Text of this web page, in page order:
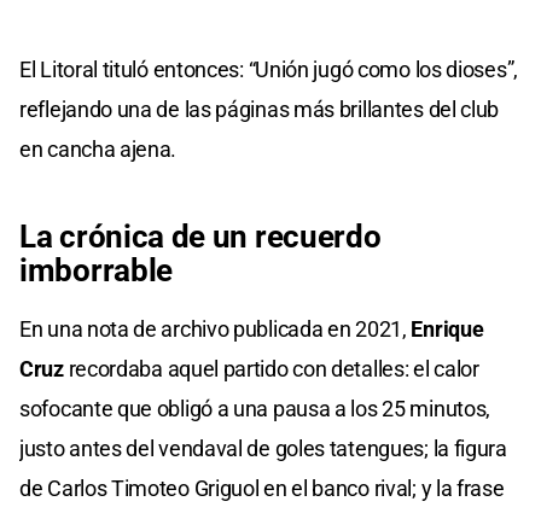
El Litoral tituló entonces: “Unión jugó como los dioses”,
reflejando una de las páginas más brillantes del club
en cancha ajena.
La crónica de un recuerdo
imborrable
En una nota de archivo publicada en 2021, Enrique
Cruz recordaba aquel partido con detalles: el calor
sofocante que obligó a una pausa a los 25 minutos,
justo antes del vendaval de goles tatengues; la figura
de Carlos Timoteo Griguol en el banco rival; y la frase